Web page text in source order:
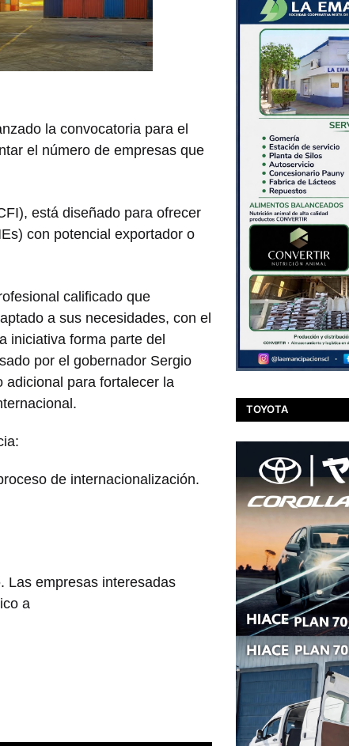
la convocatoria para el
el número de empresas que
está diseñado para ofrecer
con potencial exportador o
calificado que
a sus necesidades, con el
iniciativa forma parte del
por el gobernador Sergio
adicional para fortalecer la
de internacionalización.
Las empresas interesadas
a
TOYOTA